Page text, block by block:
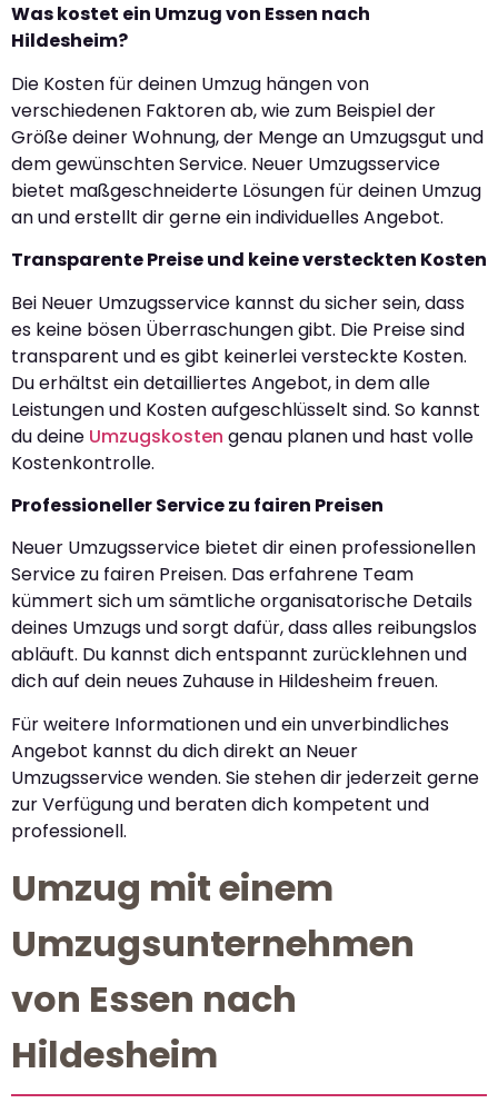
Was kostet ein Umzug von Essen nach
Hildesheim?
Die Kosten für deinen Umzug hängen von
verschiedenen Faktoren ab, wie zum Beispiel der
Größe deiner Wohnung, der Menge an Umzugsgut und
dem gewünschten Service. Neuer Umzugsservice
bietet maßgeschneiderte Lösungen für deinen Umzug
an und erstellt dir gerne ein individuelles Angebot.
Transparente Preise und keine versteckten Kosten
Bei Neuer Umzugsservice kannst du sicher sein, dass
es keine bösen Überraschungen gibt. Die Preise sind
transparent und es gibt keinerlei versteckte Kosten.
Du erhältst ein detailliertes Angebot, in dem alle
Leistungen und Kosten aufgeschlüsselt sind. So kannst
du deine Umzugskosten genau planen und hast volle
Kostenkontrolle.
Professioneller Service zu fairen Preisen
Neuer Umzugsservice bietet dir einen professionellen
Service zu fairen Preisen. Das erfahrene Team
kümmert sich um sämtliche organisatorische Details
deines Umzugs und sorgt dafür, dass alles reibungslos
abläuft. Du kannst dich entspannt zurücklehnen und
dich auf dein neues Zuhause in Hildesheim freuen.
Für weitere Informationen und ein unverbindliches
Angebot kannst du dich direkt an Neuer
Umzugsservice wenden. Sie stehen dir jederzeit gerne
zur Verfügung und beraten dich kompetent und
professionell.
Umzug mit einem
Umzugsunternehmen
von Essen nach
Hildesheim